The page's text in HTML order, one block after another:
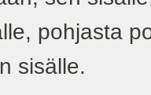
pohjasta
sisälle.